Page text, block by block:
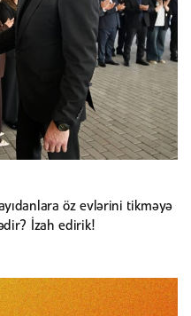
öz evlərini tikməyə
İzah edirik!